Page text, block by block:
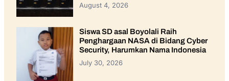
August 4, 2026
Siswa SD asal Boyolali Raih
Penghargaan NASA di Bidang Cyber
Security, Harumkan Nama Indonesia
July 30, 2026